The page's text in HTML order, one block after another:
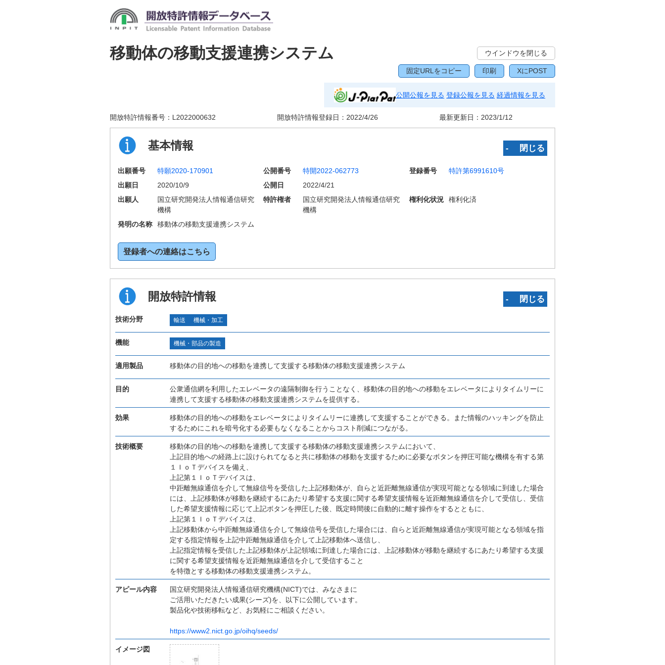
移動体の移動支援連携システム ウインドウを閉じる
固定URLをコピー 印刷 XにPOST
公開公報を見る 登録公報を見る 経過情報を見る
開放特許情報番号： L2022000632 開放特許情報登録日： 2022/4/26 最新更新日： 2023/1/12
基本情報 ‐ 閉じる
出願番号 特願2020-170901 公開番号 特開2022-062773 登録番号
特許第6991610号
出願日
2020/10/9 公開日
2022/4/21
出願人
国立研究開発法人情報通信研究
機構
特許権者
国立研究開発法人情報通信研究
機構
権利化状況 権利化済
発明の名称 移動体の移動支援連携システム
登録者への連絡はこちら
開放特許情報 ‐ 閉じる
技術分野 輸送 機械・加工
機能 機械・部品の製造
適用製品 移動体の目的地への移動を連携して支援する移動体の移動支援連携システム
目的
公衆通信網を利用したエレベータの遠隔制御を行うことなく、移動体の目的地への移動をエレベータによりタイムリーに
連携して支援する移動体の移動支援連携システムを提供する。
効果
移動体の目的地への移動をエレベータによりタイムリーに連携して支援することができる。また情報のハッキングを防止
するためにこれを暗号化する必要もなくなることからコスト削減につながる。
技術概要
移動体の目的地への移動を連携して支援する移動体の移動支援連携システムにおいて、
上記目的地への経路上に設けられてなると共に移動体の移動を支援するために必要なボタンを押圧可能な機構を有する第
１ＩｏＴデバイスを備え、
上記第１ＩｏＴデバイスは、
中距離無線通信を介して無線信号を受信した上記移動体が、自らと近距離無線通信が実現可能となる領域に到達した場合
には、上記移動体が移動を継続するにあたり希望する支援に関する希望支援情報を近距離無線通信を介して受信し、受信
した希望支援情報に応じて上記ボタンを押圧した後、既定時間後に自動的に離す操作をするとともに、
上記第１ＩｏＴデバイスは、
上記移動体から中距離無線通信を介して無線信号を受信した場合には、自らと近距離無線通信が実現可能となる領域を指
定する指定情報を上記中距離無線通信を介して上記移動体へ送信し、
上記指定情報を受信した上記移動体が上記領域に到達した場合には、上記移動体が移動を継続するにあたり希望する支援
に関する希望支援情報を近距離無線通信を介して受信すること
を特徴とする移動体の移動支援連携システム。
アピール内容
国立研究開発法人情報通信研究機構(NICT)では、みなさまに
ご活用いただきたい成果(シーズ)を、以下に公開しています。
製品化や技術移転など、お気軽にご相談ください。
https://www2.nict.go.jp/oihq/seeds/
イメージ図